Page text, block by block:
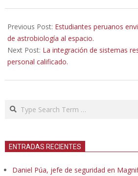
08-
12
Previous Post: Estudiantes peruanos
de astrobiología al espacio.
Next Post: La integración de sistemas
personal calificado.
Search
ENTRADAS RECIENTES
Daniel Púa, jefe de seguridad en